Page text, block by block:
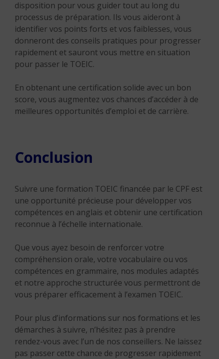
disposition pour vous guider tout au long du
processus de préparation. Ils vous aideront à
identifier vos points forts et vos faiblesses, vous
donneront des conseils pratiques pour progresser
rapidement et sauront vous mettre en situation
pour passer le TOEIC.
En obtenant une certification solide avec un bon
score, vous augmentez vos chances d’accéder à de
meilleures opportunités d’emploi et de carrière.
Conclusion
Suivre une formation TOEIC financée par le CPF est
une opportunité précieuse pour développer vos
compétences en anglais et obtenir une certification
reconnue à l’échelle internationale.
Que vous ayez besoin de renforcer votre
compréhension orale, votre vocabulaire ou vos
compétences en grammaire, nos modules adaptés
et notre approche structurée vous permettront de
vous préparer efficacement à l’examen TOEIC.
Pour plus d’informations sur nos formations et les
démarches à suivre, n’hésitez pas à prendre
rendez-vous avec l’un de nos conseillers. Ne laissez
pas passer cette chance de progresser rapidement